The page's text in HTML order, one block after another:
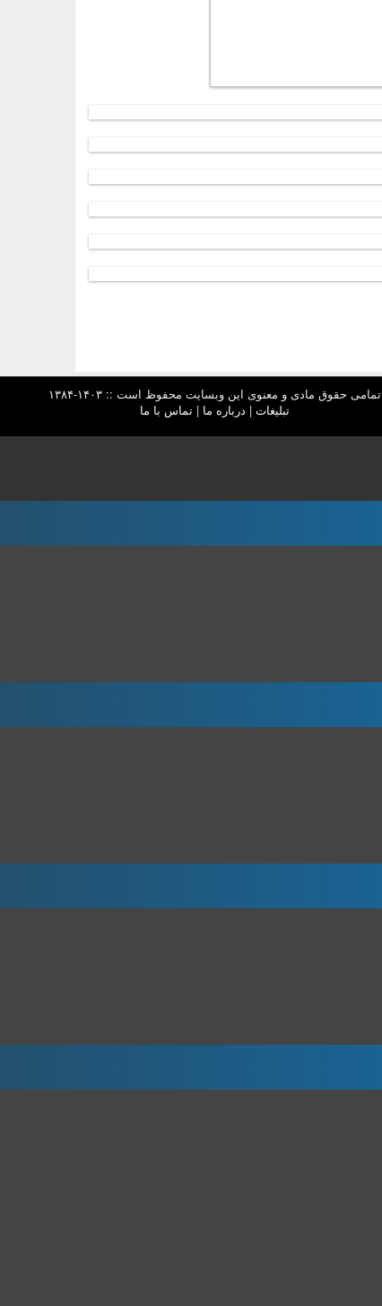
تمامی حقوق مادی و معنوی این وبسایت محفوظ است :: ۱۴۰۳-۱۳۸۴
تبلیغات | درباره ما |تماس با ما